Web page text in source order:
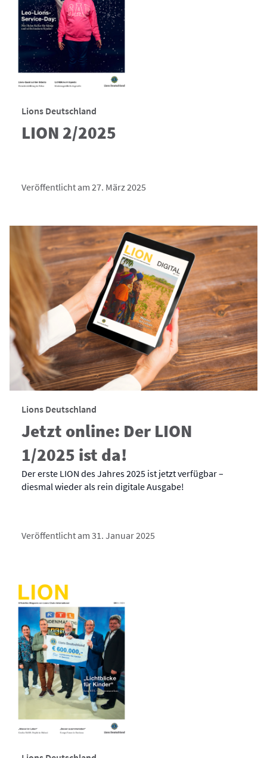
Lions Deutschland
LION 2/2025
Veröffentlicht am 27. März 2025
Lions Deutschland
Jetzt online: Der LION
1/2025 ist da!
Der erste LION des Jahres 2025 ist jetzt verfügbar –
diesmal wieder als rein digitale Ausgabe!
Veröffentlicht am 31. Januar 2025